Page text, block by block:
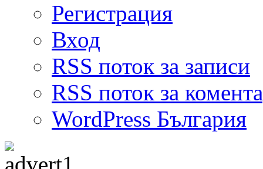
Регистрация
Вход
RSS поток за записи
RSS поток за
WordPress България